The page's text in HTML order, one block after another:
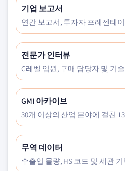
기업 보고서
연간 보고서, 투자자 프레젠테
전문가 인터뷰
C레벨 임원, 구매 담당자 및 기
GMI 아카이브
30개 이상의 산업 분야에 걸친
무역 데이터
수출입 물량, HS 코드 및 세관 기